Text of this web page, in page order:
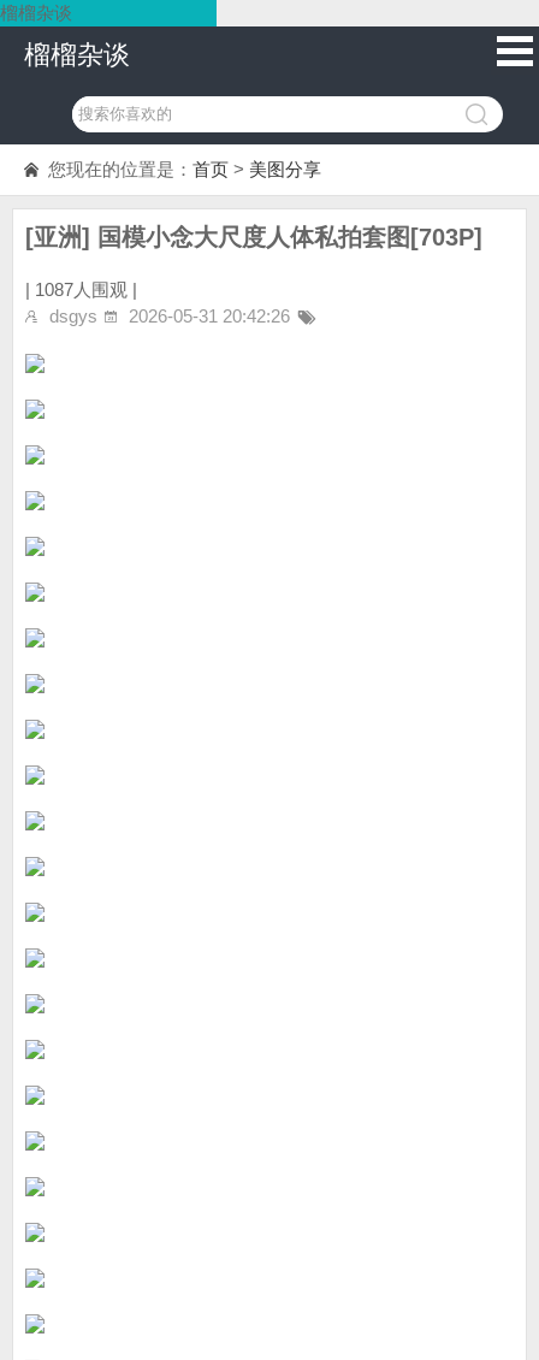
榴榴杂谈
榴榴杂谈
您现在的位置是： 首页 > 美图分享
[亚洲] 国模小念大尺度人体私拍套图[703P]
| 1087人围观 |
dsgys
2026-05-31 20:42:26